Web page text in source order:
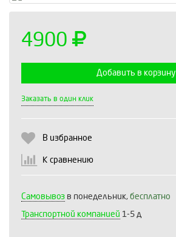
4900
Добавить в корзину
Заказать в один клик
В избранное
К сравнению
Самовывоз в понедельник, бесплатно
Транспортной компанией 1-5 д